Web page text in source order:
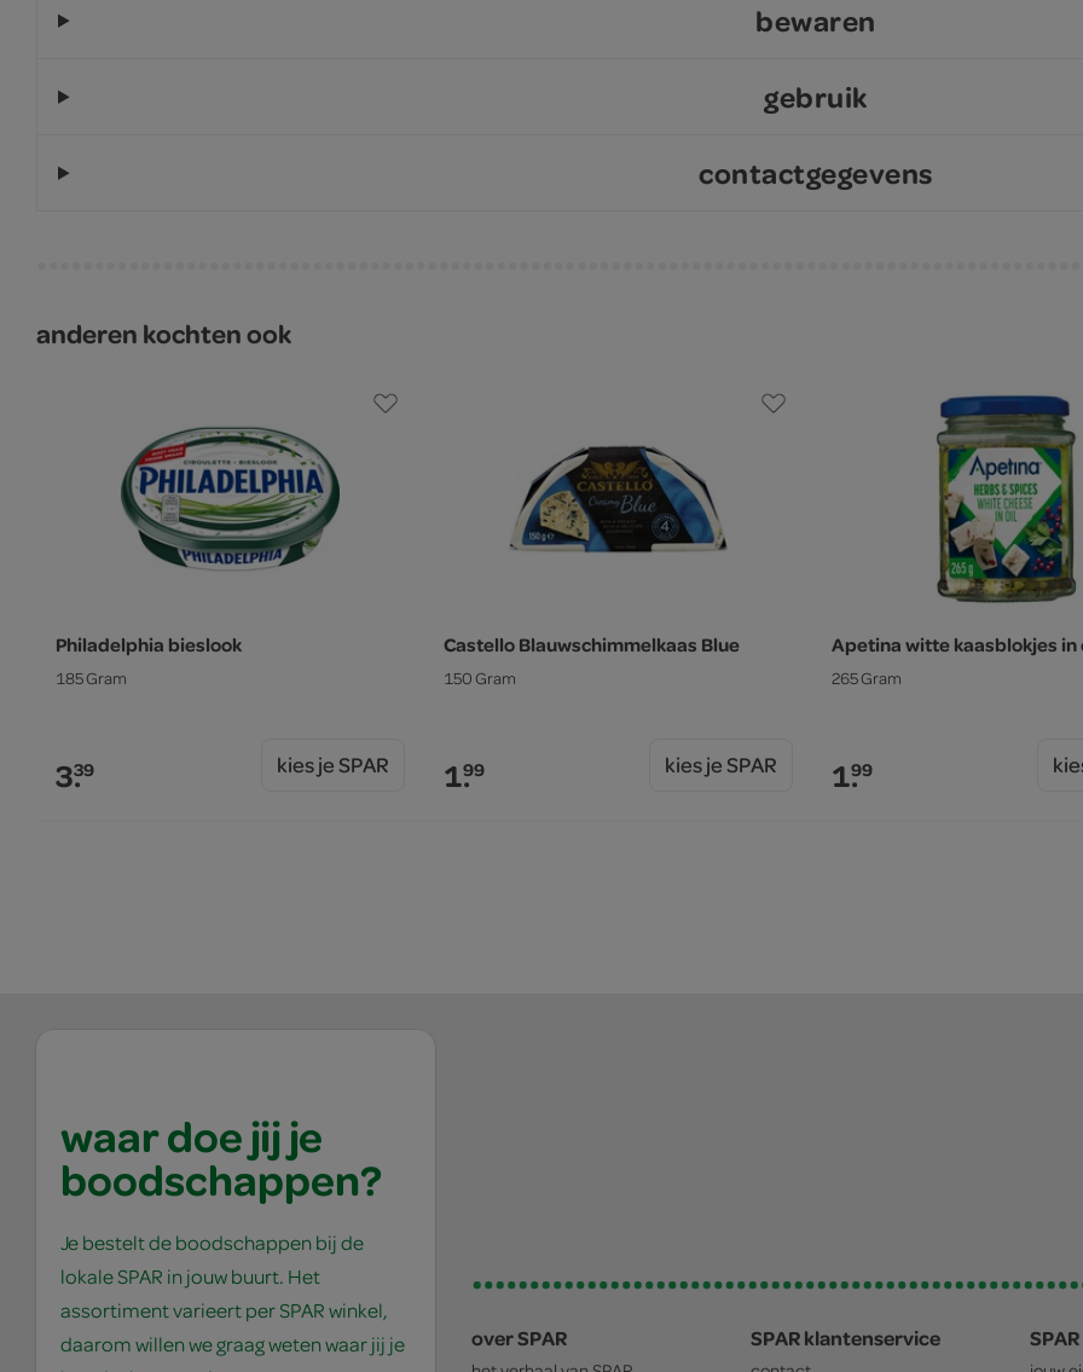
bewaren
gebruik
contactgegevens
anderen kochten ook
Philadelphia bieslook
185 Gram
3.39 kies je SPAR
Castello Blauwschimmelkaas Blue
150 Gram
1.99 kies je SPAR
Apetina witte kaasblokjes in
265 Gram
1.99
waar doe jij je
boodschappen?
Je bestelt de boodschappen bij de
lokale SPAR in jouw buurt. Het
assortiment varieert per SPAR winkel,
daarom willen we graag weten waar jij je
over SPAR SPAR klantenservice